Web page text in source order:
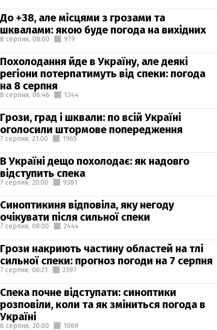
До +38, але місцями з грозами та
шквалами: якою буде погода на вихідних
8 серпня, 08:00 979
Похолодання йде в Україну, але деякі
регіони потерпатимуть від спеки: погода
на 8 серпня
8 серпня, 06:46 1344
Грози, град і шквали: по всій Україні
оголосили штормове попередження
7 серпня, 21:00 1965
В Україні дещо похолодає: як надовго
відступить спека
7 серпня, 20:00 9381
Синоптикиня відповіла, яку негоду
очікувати після сильної спеки
7 серпня, 08:00 2444
Грози накриють частину областей на тлі
сильної спеки: прогноз погоди на 7 серпня
7 серпня, 06:21 2397
Спека почне відступати: синоптики
розповіли, коли та як зміниться погода в
Україні
6 серпня, 20:00 1069